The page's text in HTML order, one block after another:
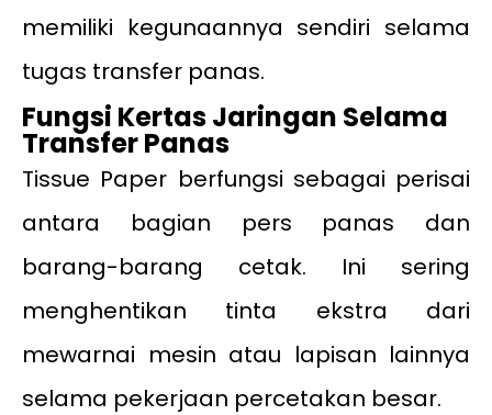
memiliki kegunaannya sendiri selama
tugas transfer panas.
Fungsi Kertas Jaringan Selama
Transfer Panas
Tissue Paper berfungsi sebagai perisai
antara bagian pers panas dan
barang-barang cetak. Ini sering
menghentikan tinta ekstra dari
mewarnai mesin atau lapisan lainnya
selama pekerjaan percetakan besar.